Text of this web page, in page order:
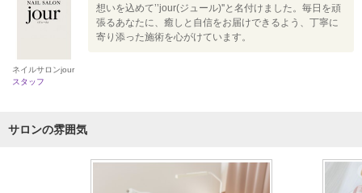
ネイルサロンjour
スタッフ
想いを込めて’’jour(ジュール)''と名付けました。毎日を頑
張るあなたに、癒しと自信をお届けできるよう、丁寧に
寄り添った施術を心がけています。
サロンの雰囲気